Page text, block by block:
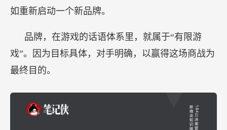
如重新启动一个新品牌。
品牌，在游戏的话语体系里，就属于“有限游
戏”。因为目标具体，对手明确，以赢得这场商战为
最终目的。